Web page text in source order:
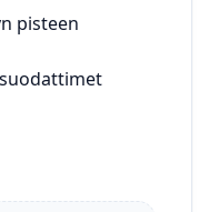
pisteen